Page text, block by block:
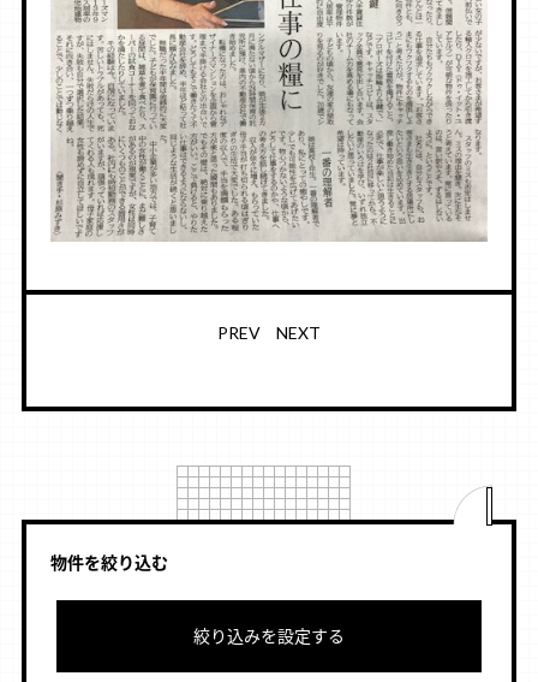
PREV NEXT
物件を絞り込む
絞り込みを設定する